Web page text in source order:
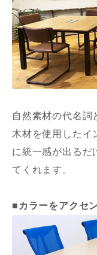
自然素材の代名詞
木材を使用したイ
に統一感が出るだ
てくれます。
■カラーをアクセ